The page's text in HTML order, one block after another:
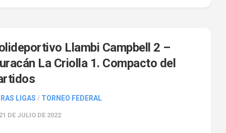
Llambi Campbell 2 –
La Criolla 1. Compacto del
LIGAS / TORNEO FEDERAL
DE JULIO DE 2022